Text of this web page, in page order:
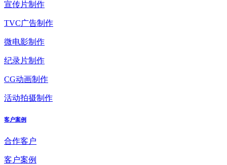
宣传片制作
TVC广告制作
微电影制作
纪录片制作
CG动画制作
活动拍摄制作
客户案例
合作客户
客户案例